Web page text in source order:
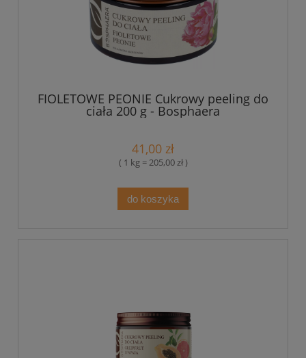
FIOLETOWE PEONIE Cukrowy peeling do
ciała 200 g - Bosphaera
41,00 zł
( 1 kg = 205,00 zł )
do koszyka